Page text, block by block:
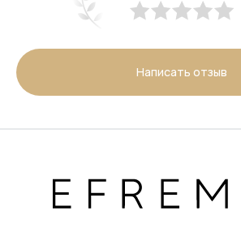
Написать отзыв